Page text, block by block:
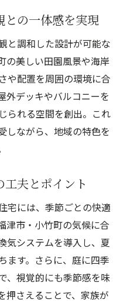
文住宅の工夫とは
注文住宅のポイント
津市・小竹町の魅力
心の暮らし
対策と安全性
宅の設計ノウハウ
文住宅の考え方
最新設備活用法
宅の工夫と実例
住宅の秘訣
自然素材の選び方
宅の断熱材活用法
住宅の素材選定ポイン
との一体感を実現
と調和した設計が可能な
の美しい田園風景や海岸
や配置を周囲の環境に合
外デッキやバルコニーを
られる空間を創出。これ
しながら、地域の特色を
夫とポイント
宅には、季節ごとの快適
津市・小竹町の気候に合
気システムを導入し、夏
ます。さらに、庭に四季
、視覚的にも季節感を味
押さえることで、家族が